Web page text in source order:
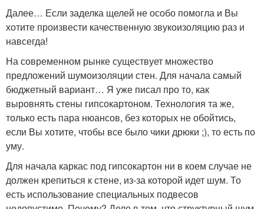
Далее… Если заделка щелей не особо помогла и Вы
хотите произвести качественную звукоизоляцию раз и
навсегда!
На современном рынке существует множество
предложений шумоизоляции стен. Для начала самый
бюджетный вариант… Я уже писал про то, как
выровнять стены гипсокартоном. Технология та же,
только есть пара нюансов, без которых не обойтись,
если Вы хотите, чтобы все было чики дрюки ;), то есть по
уму.
Для начала каркас под гипсокартон ни в коем случае не
должен крепиться к стене, из-за которой идет шум. То
есть использование специальных подвесов